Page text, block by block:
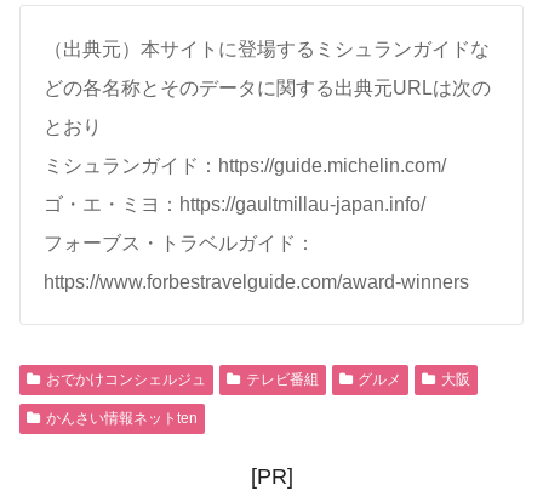
（出典元）本サイトに登場するミシュランガイドな
どの各名称とそのデータに関する出典元URLは次の
とおり
ミシュランガイド：https://guide.michelin.com/
ゴ・エ・ミヨ：https://gaultmillau-japan.info/
フォーブス・トラベルガイド：
https://www.forbestravelguide.com/award-winners
おでかけコンシェルジュ テレビ番組 グルメ 大阪
かんさい情報ネットten
[PR]